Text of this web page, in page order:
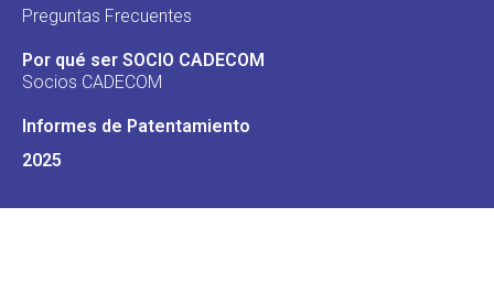
Preguntas Frecuentes
Por qué ser SOCIO CADECOM
Socios CADECOM
Informes de Patentamiento
2025